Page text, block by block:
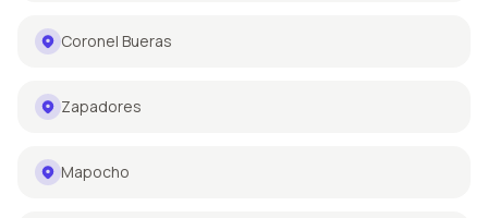
Coronel Bueras
Zapadores
Mapocho